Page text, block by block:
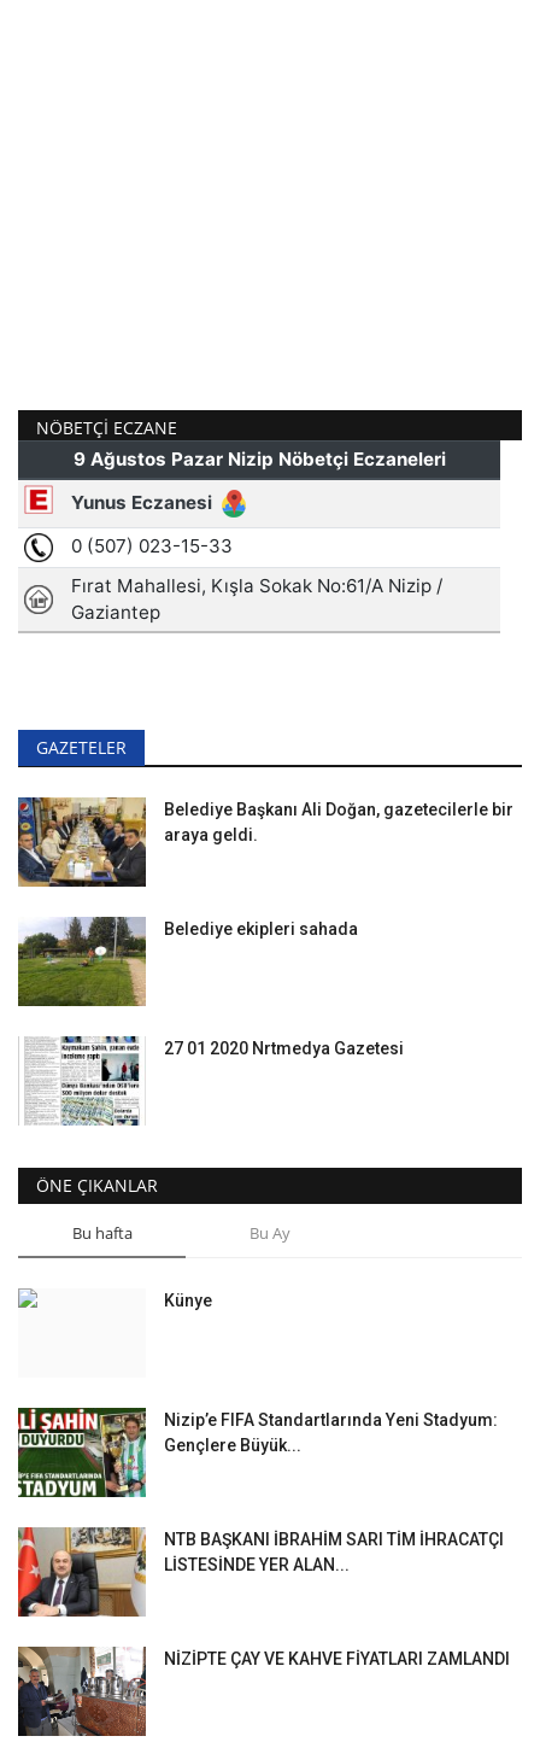
NÖBETÇI ECZANE
GAZETELER
Belediye Başkanı Ali Doğan, gazetecilerle bir
araya geldi.
Belediye ekipleri sahada
27 01 2020 Nrtmedya Gazetesi
ÖNE ÇIKANLAR
Bu hafta Bu Ay
Künye
Nizip’e FIFA Standartlarında Yeni Stadyum:
Gençlere Büyük...
NTB BAŞKANI İBRAHİM SARI TİM İHRACATÇI
LİSTESİNDE YER ALAN...
NİZİPTE ÇAY VE KAHVE FİYATLARI ZAMLANDI